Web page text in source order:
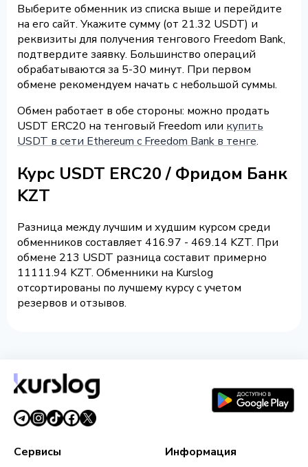
Выберите обменник из списка выше и перейдите
на его сайт. Укажите сумму (от 21.32 USDT) и
реквизиты для получения тенгового Freedom Bank,
подтвердите заявку. Большинство операций
обрабатываются за 5-30 минут. При первом
обмене рекомендуем начать с небольшой суммы.
Обмен работает в обе стороны: можно продать
USDT ERC20 на тенговый Freedom или купить
USDT в сети Ethereum с Freedom Bank в тенге.
Курс USDT ERC20 / Фридом Банк
KZT
Разница между лучшим и худшим курсом среди
обменников составляет 416.97 - 469.14 KZT. При
обмене 213 USDT разница составит примерно
11111.94 KZT. Обменники на Kurslog
отсортированы по лучшему курсу с учетом
резервов и отзывов.
Сервисы Информация